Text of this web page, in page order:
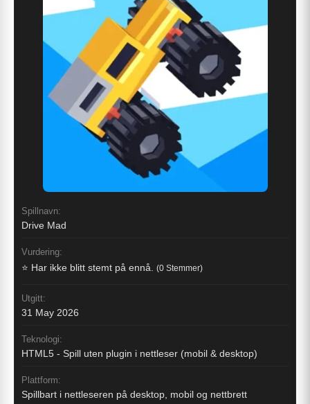
Spillnavn:
Drive Mad
Vurdering:
⭐ Har ikke blitt stemt på ennå. (0 Stemmer)
Utgitt:
31 May 2026
Teknologi:
HTML5 - Spill uten plugin i nettleser (mobil & desktop)
Plattform:
Spillbart i nettleseren på desktop, mobil og nettbrett